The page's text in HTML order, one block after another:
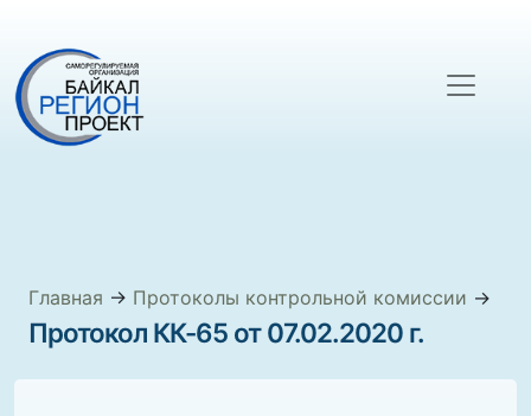
Главная → Протоколы контрольной комиссии →
Протокол КК-65 от 07.02.2020 г.